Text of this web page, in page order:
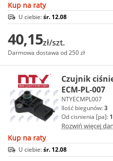
Kup na raty
U ciebie:śr. 12.08
40,15zł/szt.
Darmowa dostawa od 250 zł
Czujnik
ECM-PL-007
NTYECMPL007
Ilość biegunów:3
Od cisnienia [pa]:
Rozwiń więcej
Kup na raty
U ciebie:śr. 12.08